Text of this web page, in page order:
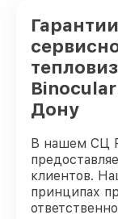
Дону
В нашем СЦ
клиентов.
принципах